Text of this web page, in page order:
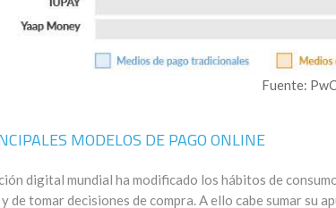
Fuente: PwC
MODELOS DE PAGO ONLINE
digital mundial ha modificado los hábitos de
de tomar decisiones de compra. A ello cabe sumar su